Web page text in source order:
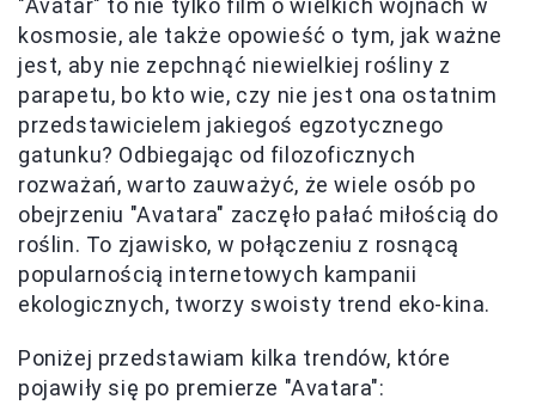
"Avatar" to nie tylko film o wielkich wojnach w
kosmosie, ale także opowieść o tym, jak ważne
jest, aby nie zepchnąć niewielkiej rośliny z
parapetu, bo kto wie, czy nie jest ona ostatnim
przedstawicielem jakiegoś egzotycznego
gatunku? Odbiegając od filozoficznych
rozważań, warto zauważyć, że wiele osób po
obejrzeniu "Avatara" zaczęło pałać miłością do
roślin. To zjawisko, w połączeniu z rosnącą
popularnością internetowych kampanii
ekologicznych, tworzy swoisty trend eko-kina.
Poniżej przedstawiam kilka trendów, które
pojawiły się po premierze "Avatara":